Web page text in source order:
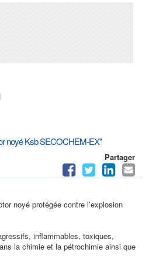
noyé Ksb SECOCHEM-EX"
Partager
noyé protégée contre l’explosion
inflammables, toxiques,
la chimie et la pétrochimie ainsi que